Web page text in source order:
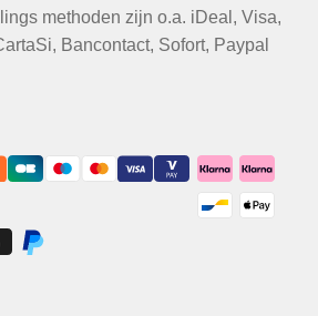
methoden zijn o.a. iDeal, Visa,
Bancontact, Sofort, Paypal